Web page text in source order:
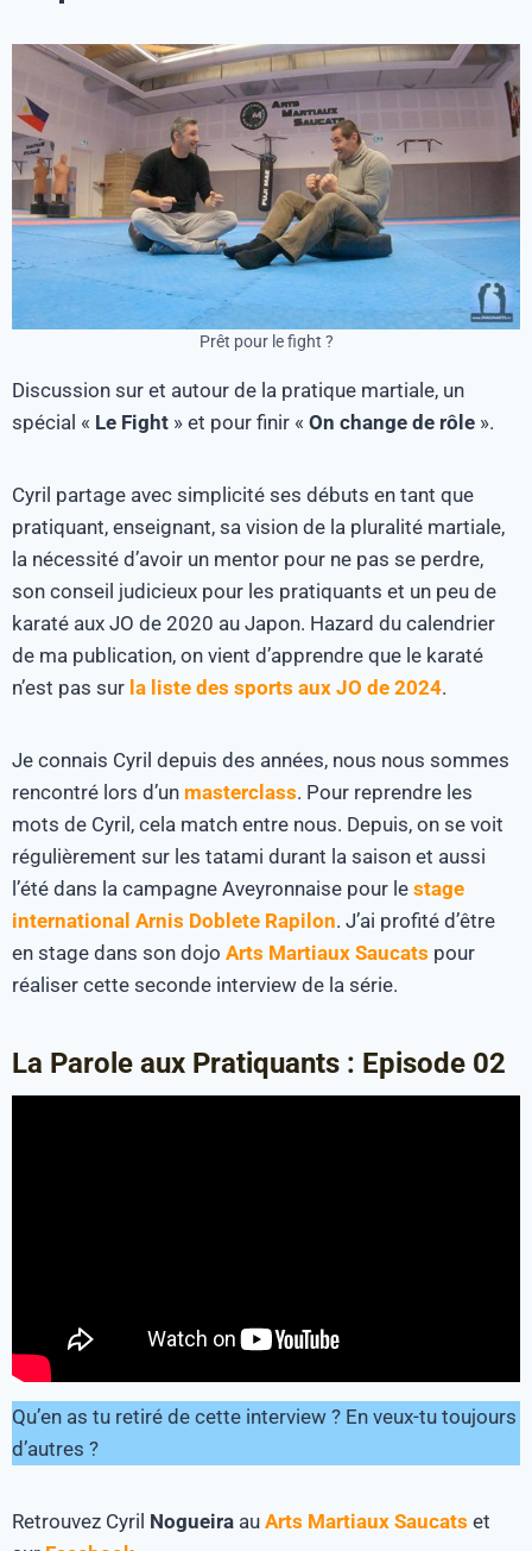
Prêt pour le fight ?
Discussion sur et autour de la pratique martiale, un
spécial « Le Fight » et pour finir « On change de rôle ».
Cyril partage avec simplicité ses débuts en tant que
pratiquant, enseignant, sa vision de la pluralité martiale,
la nécessité d’avoir un mentor pour ne pas se perdre,
son conseil judicieux pour les pratiquants et un peu de
karaté aux JO de 2020 au Japon. Hazard du calendrier
de ma publication, on vient d’apprendre que le karaté
n’est pas sur la liste des sports aux JO de 2024.
Je connais Cyril depuis des années, nous nous sommes
rencontré lors d’un masterclass. Pour reprendre les
mots de Cyril, cela match entre nous. Depuis, on se voit
régulièrement sur les tatami durant la saison et aussi
l’été dans la campagne Aveyronnaise pour le stage
international Arnis Doblete Rapilon. J’ai profité d’être
en stage dans son dojo Arts Martiaux Saucats pour
réaliser cette seconde interview de la série.
La Parole aux Pratiquants : Episode 02
Qu’en as tu retiré de cette interview ? En veux-tu toujours
d’autres ?
Retrouvez Cyril Nogueira au Arts Martiaux Saucats et